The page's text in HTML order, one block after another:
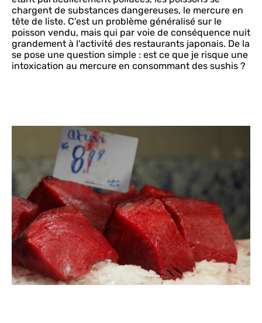
chargent de substances dangereuses, le mercure en
tête de liste. C'est un problème généralisé sur le
poisson vendu, mais qui par voie de conséquence nuit
grandement à l'activité des restaurants japonais. De la
se pose une question simple : est ce que je risque une
intoxication au mercure en consommant des sushis ?